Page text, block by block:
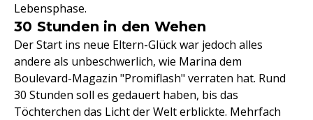
Lebensphase.
30 Stunden in den Wehen
Der Start ins neue Eltern-Glück war jedoch alles
andere als unbeschwerlich, wie Marina dem
Boulevard-Magazin "Promiflash" verraten hat. Rund
30 Stunden soll es gedauert haben, bis das
Töchterchen das Licht der Welt erblickte. Mehrfach